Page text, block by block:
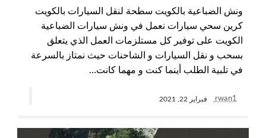
ونش الضباعية بالكويت سطحة لنقل السيارات بالكويت
كرين سحي سيارات نعمل في ونش سيارات الضباعية
الكويت على توفير كل مستلزمات العمل الذي يتعلق
بسحب و نقل السيارات و الشاحنات حيث نمتاز بالسرعة
في تلبية الطلب أينما كنت و مهما كانت…
rwan1 فبراير 22, 2021